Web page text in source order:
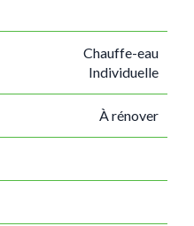
Chauffe-eau
Individuelle
À rénover